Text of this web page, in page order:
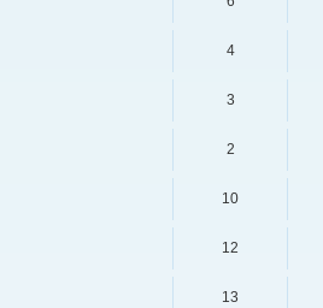
4
3
2
10
12
13